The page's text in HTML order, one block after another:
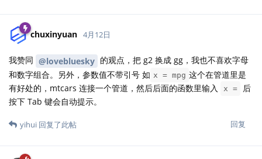
chuxinyuan 4月12日
我赞同 @lovebluesky 的观点，把 g2 换成 gg，我也不喜欢字母
和数字组合。另外，参数值不带引号 如 x = mpg 这个在管道里是
有好处的，mtcars 连接一个管道，然后后面的函数里输入
x =
后
按下 Tab 键会自动提示。
回复
yihui 回复了此帖